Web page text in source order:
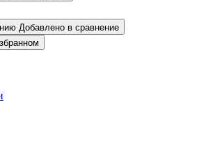
Добавлено в сравнение